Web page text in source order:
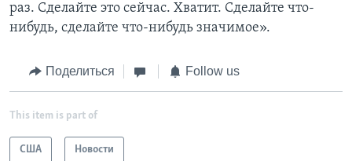
раз. Сделайте это сейчас. Хватит. Сделайте что-
нибудь, сделайте что-нибудь значимое».
Поделиться Follow us
This item is part of
США Новости